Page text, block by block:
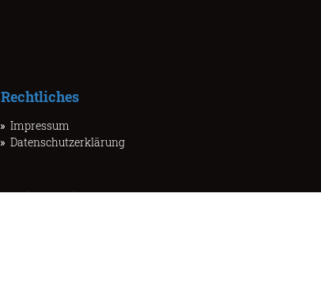
Rechtliches
Impressum
Datenschutzerklärung
Socialmedia